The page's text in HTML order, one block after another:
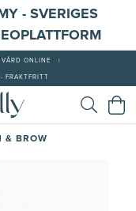
- SVERIGES
ONLINE
& BROW